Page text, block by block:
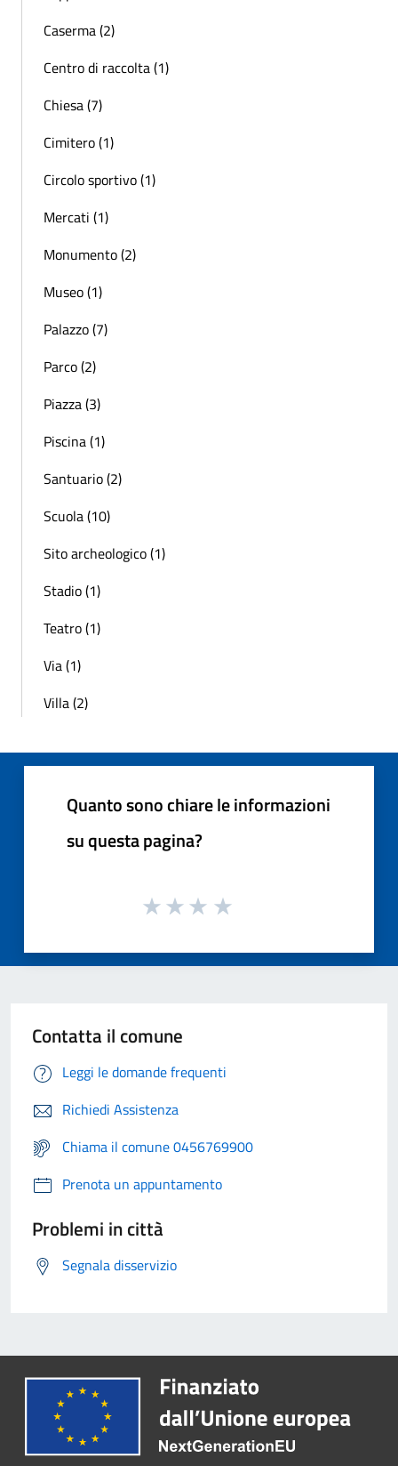
Caserma (2)
Centro di raccolta (1)
Chiesa (7)
Cimitero (1)
Circolo sportivo (1)
Mercati (1)
Monumento (2)
Museo (1)
Palazzo (7)
Parco (2)
Piazza (3)
Piscina (1)
Santuario (2)
Scuola (10)
Sito archeologico (1)
Stadio (1)
Teatro (1)
Via (1)
Villa (2)
Quanto sono chiare le informazioni
su questa pagina?
Contatta il comune
Leggi le domande frequenti
Richiedi Assistenza
Chiama il comune 0456769900
Prenota un appuntamento
Problemi in città
Segnala disservizio